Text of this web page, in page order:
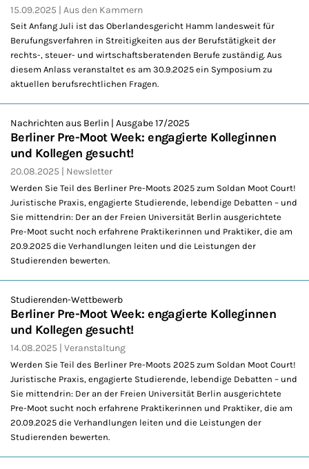
15.09.2025 Aus den Kammern
Seit Anfang Juli ist das Oberlandesgericht Hamm landesweit für
Berufungsverfahren in Streitigkeiten aus der Berufstätigkeit der
rechts-, steuer- und wirtschaftsberatenden Berufe zuständig. Aus
diesem Anlass veranstaltet es am 30.9.2025 ein Symposium zu
aktuellen berufsrechtlichen Fragen.
Nachrichten aus Berlin | Ausgabe 17/2025
Berliner Pre-Moot Week: engagierte Kolleginnen
und Kollegen gesucht!
20.08.2025 Newsletter
Werden Sie Teil des Berliner Pre-Moots 2025 zum Soldan Moot Court!
Juristische Praxis, engagierte Studierende, lebendige Debatten – und
Sie mittendrin: Der an der Freien Universität Berlin ausgerichtete
Pre-Moot sucht noch erfahrene Praktikerinnen und Praktiker, die am
20.9.2025 die Verhandlungen leiten und die Leistungen der
Studierenden bewerten.
Studierenden-Wettbewerb
Berliner Pre-Moot Week: engagierte Kolleginnen
und Kollegen gesucht!
14.08.2025 Veranstaltung
Werden Sie Teil des Berliner Pre-Moots 2025 zum Soldan Moot Court!
Juristische Praxis, engagierte Studierende, lebendige Debatten – und
Sie mittendrin: Der an der Freien Universität Berlin ausgerichtete
Pre-Moot sucht noch erfahrene Praktikerinnen und Praktiker, die am
20.09.2025 die Verhandlungen leiten und die Leistungen der
Studierenden bewerten.